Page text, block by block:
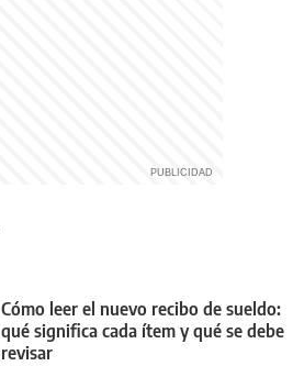
Cómo leer el nuevo recibo de sueldo:
qué significa cada ítem y qué se debe
revisar